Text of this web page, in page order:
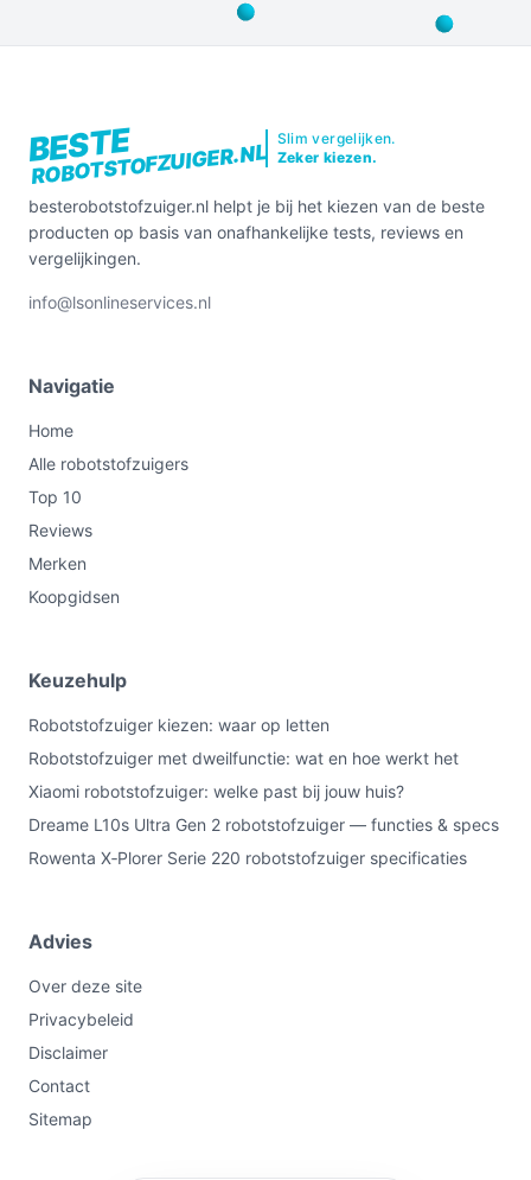
BESTE
ROBOTSTOFZUIGER.NL
Slim vergelijken.
Zeker kiezen.
besterobotstofzuiger.nl helpt je bij het kiezen van de beste
producten op basis van onafhankelijke tests, reviews en
vergelijkingen.
info@lsonlineservices.nl
Navigatie
Home
Alle robotstofzuigers
Top 10
Reviews
Merken
Koopgidsen
Keuzehulp
Robotstofzuiger kiezen: waar op letten
Robotstofzuiger met dweilfunctie: wat en hoe werkt het
Xiaomi robotstofzuiger: welke past bij jouw huis?
Dreame L10s Ultra Gen 2 robotstofzuiger — functies & specs
Rowenta X‑Plorer Serie 220 robotstofzuiger specificaties
Advies
Over deze site
Privacybeleid
Disclaimer
Contact
Sitemap